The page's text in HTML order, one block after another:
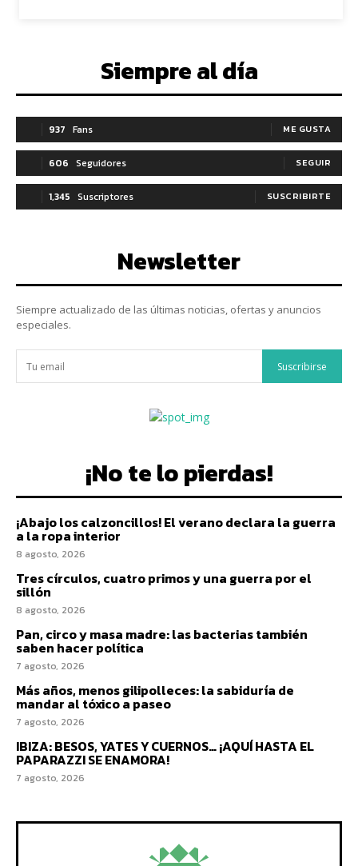
Siempre al día
937 Fans ME GUSTA
606 Seguidores SEGUIR
1,345 Suscriptores SUSCRIBIRTE
Newsletter
Siempre actualizado de las últimas noticias, ofertas y anuncios
especiales.
Suscribirse
¡No te lo pierdas!
¡Abajo los calzoncillos! El verano declara la guerra
a la ropa interior
8 agosto, 2026
Tres círculos, cuatro primos y una guerra por el
sillón
8 agosto, 2026
Pan, circo y masa madre: las bacterias también
saben hacer política
7 agosto, 2026
Más años, menos gilipolleces: la sabiduría de
mandar al tóxico a paseo
7 agosto, 2026
IBIZA: BESOS, YATES Y CUERNOS… ¡AQUÍ HASTA EL
PAPARAZZI SE ENAMORA!
7 agosto, 2026